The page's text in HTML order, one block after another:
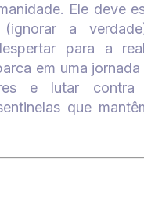
Ele deve
(ignorar a
para a
em uma
e lutar contra
que